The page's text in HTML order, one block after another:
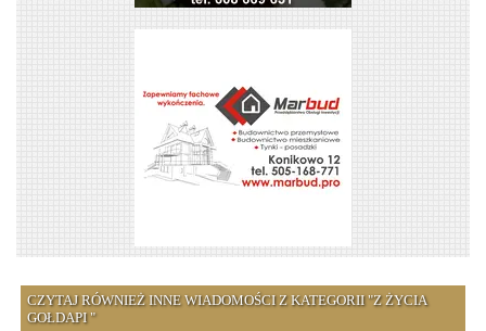
CZYTAJ RÓWNIEŻ INNE WIADOMOŚCI Z KATEGORII "Z ŻYCIA
GOŁDAPI "